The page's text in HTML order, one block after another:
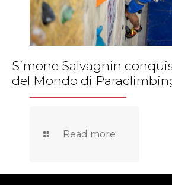
Simone Salvagnin
del Mondo di
Read more